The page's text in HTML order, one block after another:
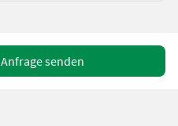
Anfrage senden